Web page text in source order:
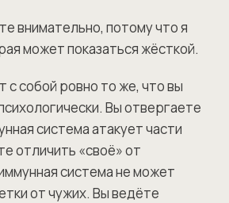
внимательно, потому что я
может показаться жёсткой.
с собой ровно то же, что вы
Вы отвергаете
система атакует части
отличить «своё» от
система не может
от чужих. Вы ведёте